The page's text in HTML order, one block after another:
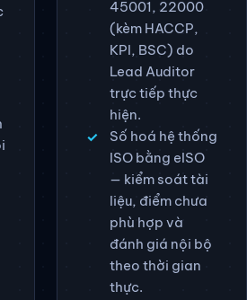
Tư vấn & đánh
giá ISO 9001,
14001, 27001,
45001, 22000
(kèm HACCP,
KPI, BSC) do
Lead Auditor
trực tiếp thực
hiện.
Số hoá hệ thống
ISO bằng eISO
— kiểm soát tài
liệu, điểm chưa
phù hợp và